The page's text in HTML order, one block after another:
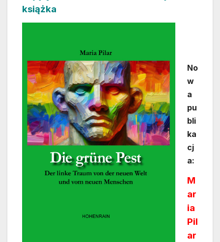
książka
No
w
a
pu
bli
ka
cj
a:
M
ar
ia
Pil
ar